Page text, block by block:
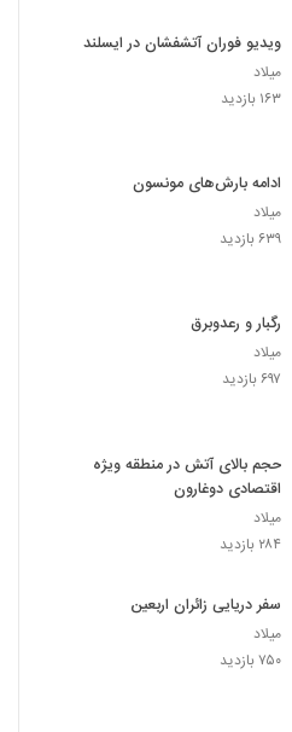
ویدیو فوران آتشفشان در ایسلند
میلاد
۱۶۳ بازدید
ادامه بارش‌های مونسون
میلاد
۶۳۹ بازدید
رگبار و رعدوبرق
میلاد
۶۹۷ بازدید
حجم بالای آتش در منطقه ویژه
اقتصادی دوغارون
میلاد
۲۸۴ بازدید
سفر دریایی زائران اربعین
میلاد
۷۵۰ بازدید